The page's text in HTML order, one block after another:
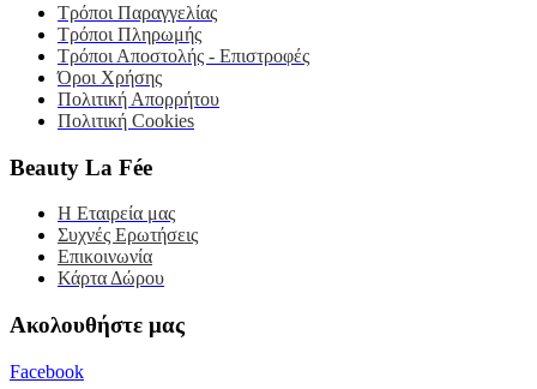
Τρόποι Παραγγελίας
Τρόποι Πληρωμής
Τρόποι Αποστολής - Επιστροφές
Όροι Χρήσης
Πολιτική Απορρήτου
Πολιτική Cookies
Beauty La Fée
Η Εταιρεία μας
Συχνές Ερωτήσεις
Επικοινωνία
Κάρτα Δώρου
Ακολουθήστε μας
Facebook